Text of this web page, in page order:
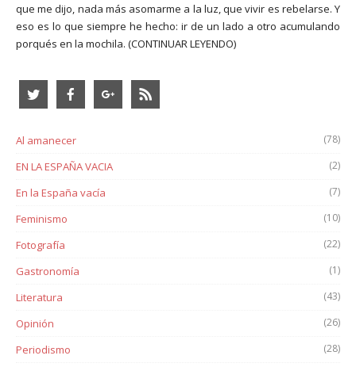
que me dijo, nada más asomarme a la luz, que vivir es rebelarse. Y
eso es lo que siempre he hecho: ir de un lado a otro acumulando
porqués en la mochila. (CONTINUAR LEYENDO)
Al amanecer (78)
EN LA ESPAÑA VACIA (2)
En la España vacía (7)
Feminismo (10)
Fotografía (22)
Gastronomía (1)
Literatura (43)
Opinión (26)
Periodismo (28)